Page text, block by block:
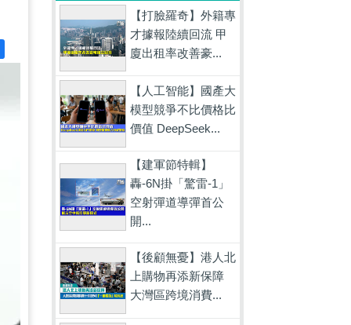
【打臉羅奇】外籍專
才據報陸續回流 甲
廈出租率改善豪...
【人工智能】國產大
模型競爭不比價格比
價值 DeepSeek...
【建軍節特輯】
轟-6N掛「驚雷-1」
空射彈道導彈首公
開...
【後顧無憂】港人北
上購物再添新保障
大灣區跨境消費...